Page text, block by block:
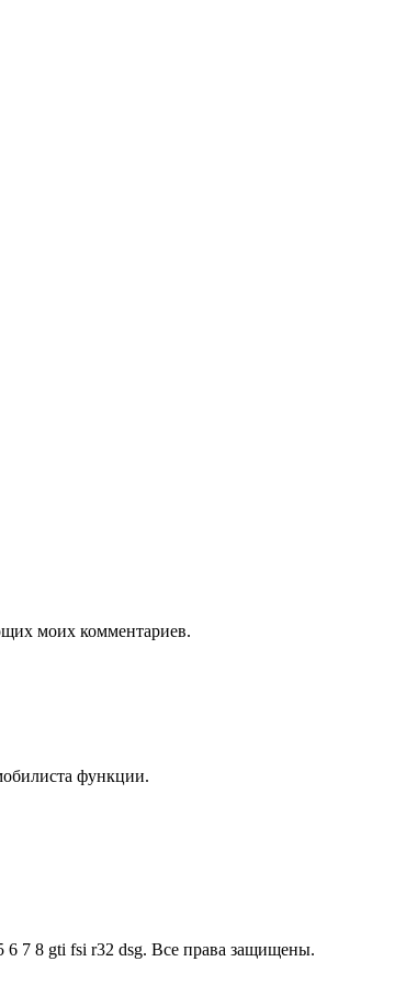
моих комментариев.
функции.
7 8 gti fsi r32 dsg. Все права защищены.